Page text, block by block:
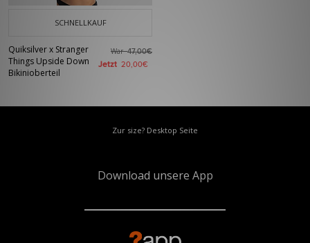
SCHNELLKAUF
Quiksilver x Stranger
Things Upside Down
Bikinioberteil
War47,00€
Jetzt 20,00€
Zur size? Desktop Seite
Download unsere App